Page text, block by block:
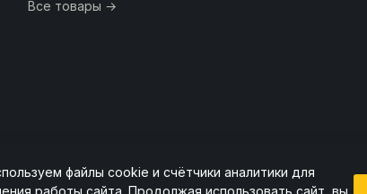
Все товары →
ссылка на источник обязательна.
файлы cookie и счётчики аналитики для
работы сайта. Продолжая использовать сайт, вы